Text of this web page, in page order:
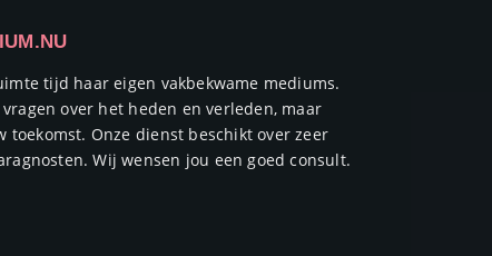
tijd haar eigen vakbekwame mediums.
over het heden en verleden, maar
toekomst. Onze dienst beschikt over zeer
Wij wensen jou een goed consult.